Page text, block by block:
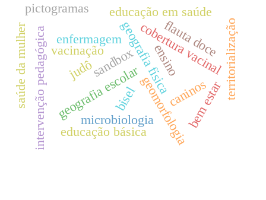
geografia física
geomorfologia
geografia escolar
sandboxcobertura vacinal
educação em saúde
enfermagem
vacinação
microbiologia
intervenção pedagógica ensino
educação básica
bisel
flauta doce territorialização
bem estar
pictogramas
saúde da mulher judô
caninos